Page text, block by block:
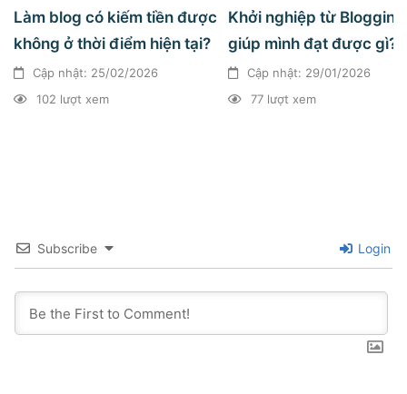
Làm blog có kiếm tiền được
không ở thời điểm hiện tại?
Cập nhật: 25/02/2026
102 lượt xem
Khởi nghiệp từ
giúp mình đạt được gì?
Cập nhật: 29/01/2026
77 lượt xem
Subscribe Login